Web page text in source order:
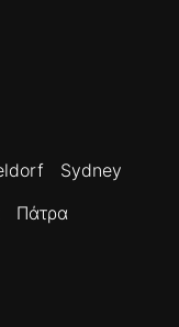
Sydney
Πάτρα